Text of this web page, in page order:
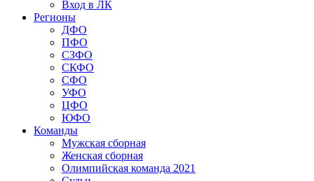
Вход в ЛК
Регионы
ДФО
ПФО
СЗФО
СКФО
СФО
УФО
ЦФО
ЮФО
Команды
Мужская сборная
Женская сборная
Олимпийская команда 2021